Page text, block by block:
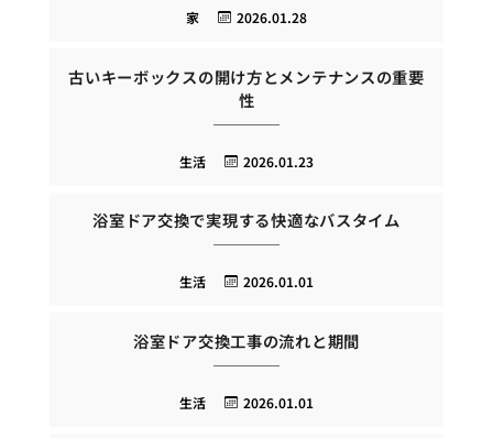
2026.01.28
家
古いキーボックスの開け方とメンテナンスの重要
性
2026.01.23
生活
浴室ドア交換で実現する快適なバスタイム
2026.01.01
生活
浴室ドア交換工事の流れと期間
2026.01.01
生活